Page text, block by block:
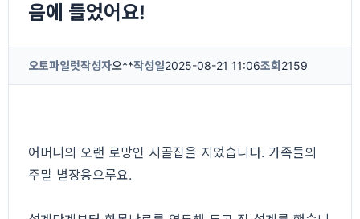
음에 들었어요!
오토파일럿작성자오**작성일2025-08-21 11:06조회 2159
어머니의 오랜 로망인 시골집을 지었습니다. 가족들의
주말 별장용으루요.